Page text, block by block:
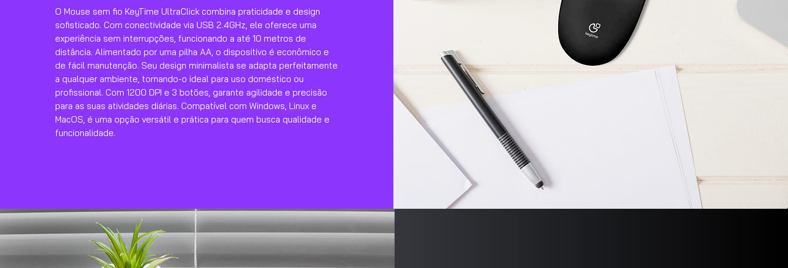
O Mouse sem fio KeyTime UltraClick combina praticidade e design
sofisticado. Com conectividade via USB 2.4GHz, ele oferece uma
experiência sem interrupções, funcionando a até 10 metros de
distância. Alimentado por uma pilha AA, o dispositivo é econômico e
de fácil manutenção. Seu design minimalista se adapta perfeitamente
a qualquer ambiente, tornando-o ideal para uso doméstico ou
profissional. Com 1200 DPI e 3 botões, garante agilidade e precisão
para as suas atividades diárias. Compatível com Windows, Linux e
MacOS, é uma opção versátil e prática para quem busca qualidade e
funcionalidade.